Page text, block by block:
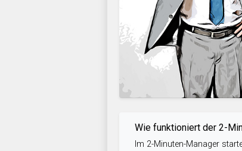
Wie funktioniert der 2-
Im 2-Minuten-Manager